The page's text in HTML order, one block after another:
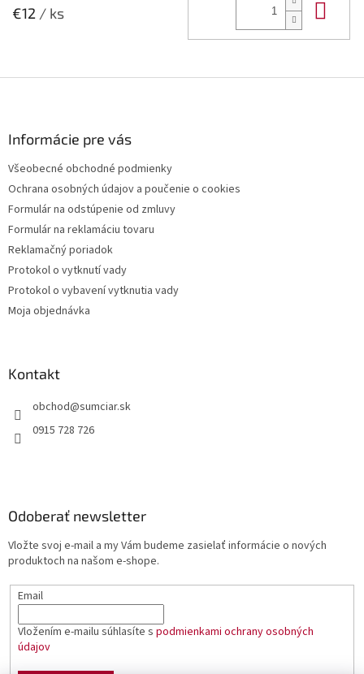
€12 / ks
Informácie pre vás
Všeobecné obchodné podmienky
Ochrana osobných údajov a poučenie o cookies
Formulár na odstúpenie od zmluvy
Formulár na reklamáciu tovaru
Reklamačný poriadok
Protokol o vytknutí vady
Protokol o vybavení vytknutia vady
Moja objednávka
Kontakt
obchod@sumciar.sk
0915 728 726
Odoberať newsletter
Vložte svoj e-mail a my Vám budeme zasielať informácie o nových
produktoch na našom e-shope.
Email
Vložením e-mailu súhlasíte s podmienkami ochrany osobných
údajov